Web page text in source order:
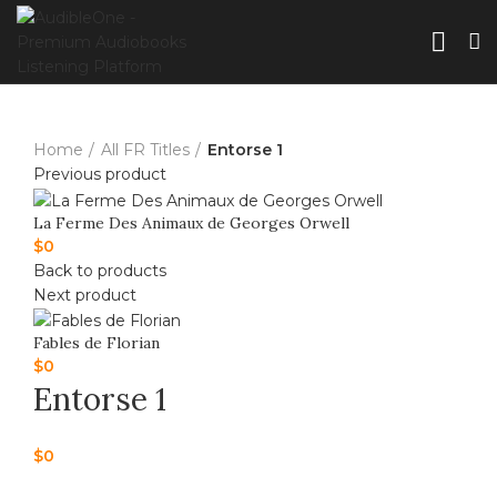
Home All FR Titles
Entorse 1
Previous product
La Ferme Des Animaux de Georges Orwell
$0
Back to products
Next product
Fables de Florian
$0
Entorse 1
$0